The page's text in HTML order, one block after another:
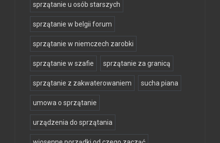
sprzątanie u osób starszych
sprzątanie w belgii forum
sprzątanie w niemczech zarobki
sprzątanie w szafie sprzątanie za granicą
sprzątanie z zakwaterowaniem sucha piana
umowa o sprzątanie
urządzenia do sprzątania